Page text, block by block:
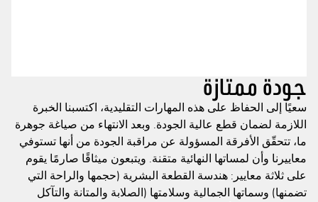
جودة ممتازة
سعيًا إلى الحفاظ على هذه المهارات التقليدية، اكتسبنا الخبرة
اللازمة لضمان قطع عالية الجودة. وبعد الانتهاء من صياغة جوهرة
ما، تتحقّق الأفرقة المسؤولة عن مراقبة الجودة من أنها تستوفي
معاييرنا وأن لمساتها النهائية متقنة. ويتبعون ميثاقًا صارمًا يقوم
على ثلاثة معايير: هندسة القطعة البشرية (حجمها والراحة التي
تضمنها) وسماتها الجمالية وسلامتها (الصلابة والمتانة والتآكل